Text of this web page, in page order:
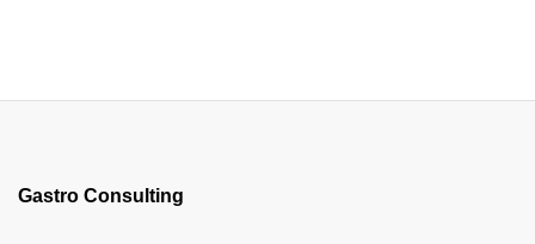
Gastro Consulting